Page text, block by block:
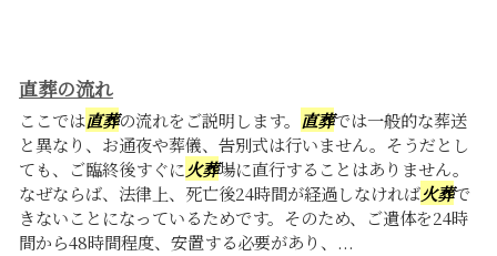
直葬の流れ
ここでは直葬の流れをご説明します。 直葬では一般的な葬送
と異なり、お通夜や葬儀、告別式は行いません。そうだとし
ても、ご臨終後すぐに火葬場に直行することはありません。
なぜならば、法律上、死亡後24時間が経過しなければ火葬で
きないことになっているためです。そのため、ご遺体を24時
間から48時間程度、安置する必要があり、...